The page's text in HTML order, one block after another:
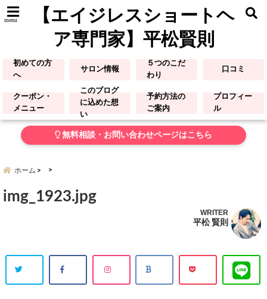
menu
【エイジレスショートヘ
ア専門家】平松賢則
初めての方
へ
サロン情報
５つのこだ
わり
口コミ
クーポン・
メニュー
このブログ
に込めた想
い
予約方法の
ご案内
プロフィー
ル
無料相談・お問い合わせページはこちら
ホーム
img_1923.jpg
WRITER
平松 賢則